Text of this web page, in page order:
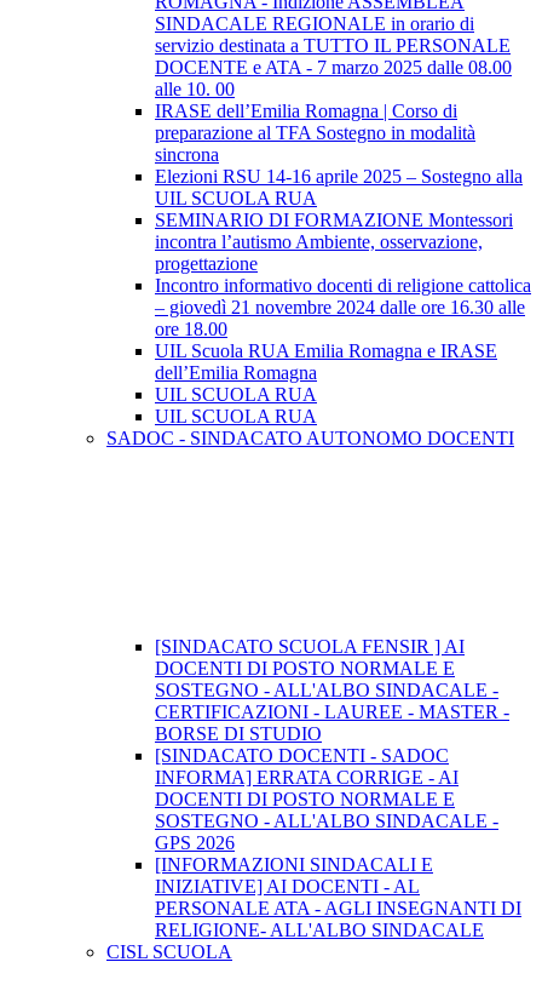
SINDACALE REGIONALE in orario di
servizio destinata a TUTTO IL PERSONALE
DOCENTE e ATA - 7 marzo 2025 dalle 08.00
alle 10. 00
IRASE dell’Emilia Romagna | Corso di
preparazione al TFA Sostegno in modalità
sincrona
Elezioni RSU 14-16 aprile 2025 – Sostegno alla
UIL SCUOLA RUA
SEMINARIO DI FORMAZIONE Montessori
incontra l’autismo Ambiente, osservazione,
progettazione
Incontro informativo docenti di religione cattolica
– giovedì 21 novembre 2024 dalle ore 16.30 alle
ore 18.00
UIL Scuola RUA Emilia Romagna e IRASE
dell’Emilia Romagna
UIL SCUOLA RUA
UIL SCUOLA RUA
SADOC - SINDACATO AUTONOMO DOCENTI
[SINDACATO SCUOLA FENSIR ] AI
DOCENTI DI POSTO NORMALE E
SOSTEGNO - ALL'ALBO SINDACALE -
CERTIFICAZIONI - LAUREE - MASTER -
BORSE DI STUDIO
[SINDACATO DOCENTI - SADOC
INFORMA] ERRATA CORRIGE - AI
DOCENTI DI POSTO NORMALE E
SOSTEGNO - ALL'ALBO SINDACALE -
GPS 2026
[INFORMAZIONI SINDACALI E
INIZIATIVE] AI DOCENTI - AL
PERSONALE ATA - AGLI INSEGNANTI DI
RELIGIONE- ALL'ALBO SINDACALE
CISL SCUOLA